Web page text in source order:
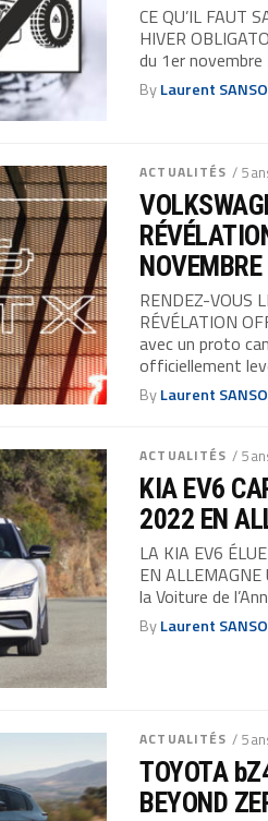
CE QU’IL FAUT
HIVER
du 1er novembre
ByLaurent
ACTUALITÉS / 5
NOVEMBRE
RENDEZ-VOUS
RÉVÉLATION
avec un proto
officiellement
ByLaurent
ACTUALITÉS / 5
KIA EV6
2022 EN
LA KIA EV6
EN
la Voiture de
ByLaurent
ACTUALITÉS / 5
TOYOTA
BEYOND